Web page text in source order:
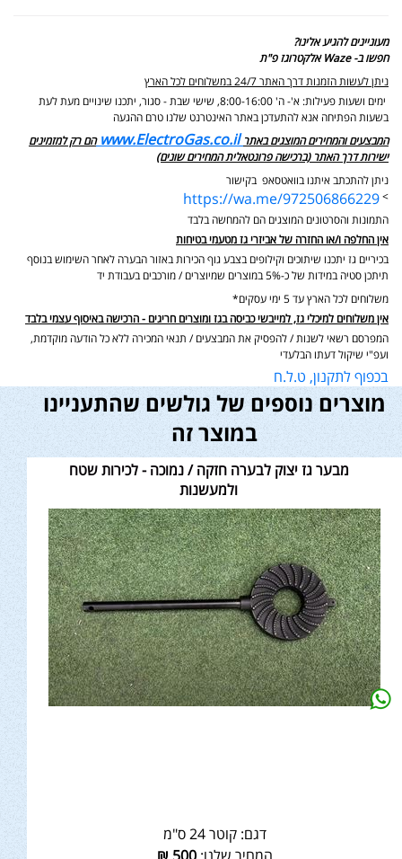
מעוניינים להגיע אלינו?
חפשו ב- Waze אלקטרוגז פ"ת
ניתן לעשות הזמנות דרך האתר 24/7 במשלוחים לכל הארץ
ימים ושעות פעילות: א'- ה' 8:00-16:00, שישי שבת - סגור,
יתכנו שינויים מעת לעת
בשעות הפתיחה אנא להתעדכן באתר האינטרנט שלנו טרם ההגעה
המבצעים והמחירים המוצגים באתר www.ElectroGas.co.il הם רק למזמינים
ישירות דרך האתר (ברכישה פרונטאלית המחירים שונים)
ניתן להתכתב איתנו בוואטסאפ בקישור
>
https://wa.me/972506866229
התמונות והסרטונים המוצגים הם להמחשה בלבד
אין החלפה ו/או החזרה של אביזרי גז מטעמי בטיחות
בכיריים גז יתכנו שיתוכים וקילופים בצבע גוף הכירות באזור הבערה לאחר השימוש בנוסף
תיתכן סטיה במידות של כ-5% במוצרים שמיוצרים / מורכבים בעבודת יד
משלוחים לכל הארץ עד 5 ימי עסקים*
אין משלוחים למיכלי גז, למייבשי כביסה בגז ומוצרים חריגים - הרכישה באיסוף עצמי בלבד
המפרסם רשאי לשנות / להפסיק את המבצעים / תנאי המכירה ללא כל הודעה מוקדמת,
ועפ"י שיקול דעתו הבלעדי
בכפוף לתקנון, ט.ל.ח
מוצרים נוספים של גולשים שהתעניינו
במוצר זה
מבער גז יצוק לבערה חזקה / נמוכה - לכירות שטח
ולמעשנות
דגם: קוטר 24 ס"מ